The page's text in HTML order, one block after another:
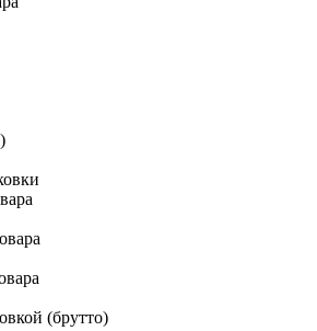
(брутто)